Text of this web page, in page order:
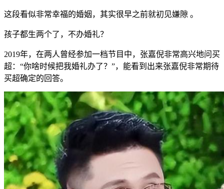
这段看似非常幸福的婚姻，其实很早之前就初见嫌隙 。
孩子都生两个了，不办婚礼？
2019年，在两人曾经参加一档节目中，张嘉倪非常高兴地问买
超：“你啥时候把我婚礼办了？”，能看到出来张嘉倪非常期待
买超确定的回答。